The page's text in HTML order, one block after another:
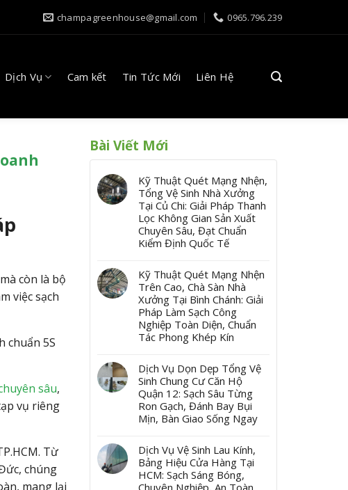
champagreenhouse@gmail.com 0965.796.239
Dịch Vụ Cam kết Tin Tức Mới Liên Hệ
còn là bộ
việc sạch
chuẩn 5S
sâu,
vụ riêng
Từ
chúng
mang lại
Bài Viết Mới
Kỹ Thuật Quét Mạng Nhện,
Tổng Vệ Sinh Nhà Xưởng
Tại Củ Chi: Giải Pháp Thanh
Lọc Không Gian Sản Xuất
Chuyên Sâu, Đạt Chuẩn
Kiểm Định Quốc Tế
Kỹ Thuật Quét Mạng Nhện
Trên Cao, Chà Sàn Nhà
Xưởng Tại Bình Chánh: Giải
Pháp Làm Sạch Công
Nghiệp Toàn Diện, Chuẩn
Tác Phong Khép Kín
Dịch Vụ Dọn Dẹp Tổng Vệ
Sinh Chung Cư Căn Hộ
Quận 12: Sạch Sâu Từng
Ron Gạch, Đánh Bay Bụi
Mịn, Bàn Giao Sống Ngay
Dịch Vụ Vệ Sinh Lau Kính,
Bảng Hiệu Cửa Hàng Tại
HCM: Sạch Sáng Bóng,
Chuyên Nghiệp, An Toàn